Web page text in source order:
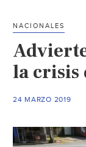
NACIONALES
la crisis
24 MARZO 2019